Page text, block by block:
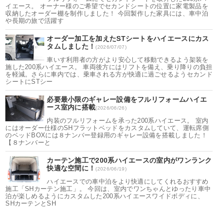
イエース。 オーナー様のご希望でセカンドシートの位置に家電製品を
収納したオーダー棚を制作しました！ 今回製作した家具には、車中泊
や長期の旅で活躍す
オーダー加工を加えたSTシートをハイエースにカス
タムしました！(2026/07/07)
車いす利用者の方がより安心して移動できるよう架装を
施した200系ハイエース。 車両後方にはリフトを備え、乗り降りの負担
を軽減。さらに車内では、乗車される方が快適に過ごせるようセカンド
シートにSTシー
必要最小限のギャレー設備をフルリフォームハイエ
ース室内に搭載(2026/06/26)
内装のフルリフォームを承った200系ハイエース。 室内
にはオーダー仕様のSHフラットベッドをカスタムしていて、運転席側
のベッドBOXには８ナンバー登録用のギャレー設備を搭載しました！
【８ナンバーと
カーテン施工で200系ハイエースの室内がワンランク
快適な空間に！(2026/06/19)
ハイエースでの車中泊をより快適にしてくれるおすすめ
施工「SHカーテン施工」。 今回は、室内でワンちゃんとゆったり車中
泊が楽しめるようにカスタムした200系ハイエースワイドボディに、
SHカーテンとSH